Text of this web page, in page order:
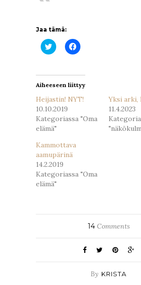
Jaa tämä:
Jaa
Twitterissä(Avautuu
Jaa
Facebookissa(Avautuu
Aiheeseen liittyy
Heijastin! NYT!
10.10.2019
Kategoriassa "Oma
elämä"
Yksi arki,
11.4.2023
Kammottava
aamupärinä
14.2.2019
Kategoriassa "Oma
elämä"
14Comments
By KRISTA